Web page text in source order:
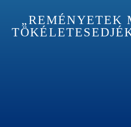
„REMÉNYETEK